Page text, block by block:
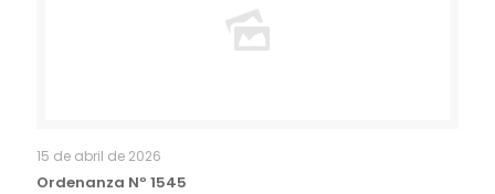
15 de abril de 2026
Ordenanza Nº 1545